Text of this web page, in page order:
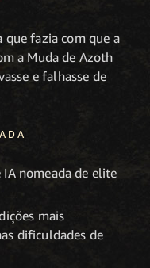
fazia com que a
a Muda de Azoth
e falhasse de
nomeada de elite
mais
dificuldades de